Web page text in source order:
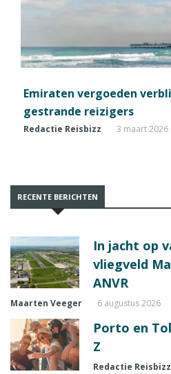
Emiraten vergoeden
gestrande reizigers
Redactie Reisbizz 3 maart 2026
RECENTE BERICHTEN
In jacht op
vliegveld
ANVR
Maarten Veeger 6 augustus 2026
Porto en
Z
Redactie Reisbizz